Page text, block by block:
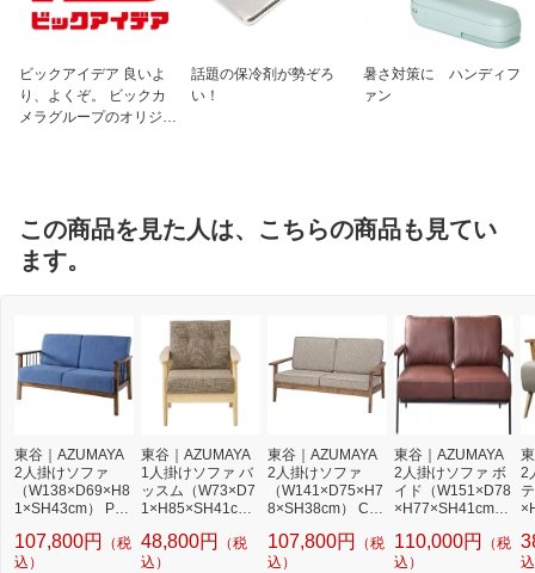
ビックアイデア 良いよ
り、よくぞ。 ビックカ
メラグループのオリジナ
話題の保冷剤が勢ぞろ
い！
暑さ対策に ハンディフ
ァン
この商品を見た人は、こちらの商品も見てい
ます。
東谷｜AZUMAYA
2人掛けソファ
（W138×D69×H8
1×SH43cm） PM-
107,800円
（税
込）
東谷｜AZUMAYA
1人掛けソファ バ
ッスム（W73×D7
1×H85×SH41c
ブラウン
48,800円
（税
込）
東谷｜AZUMAYA
2人掛けソファ
（W141×D75×H7
8×SH38cm） CFS
107,800円
（税
込）
東谷｜AZUMAYA
2人掛けソファ ボ
イド（W151×D78
×H77×SH41cm）
110,000円
（税
込）
2